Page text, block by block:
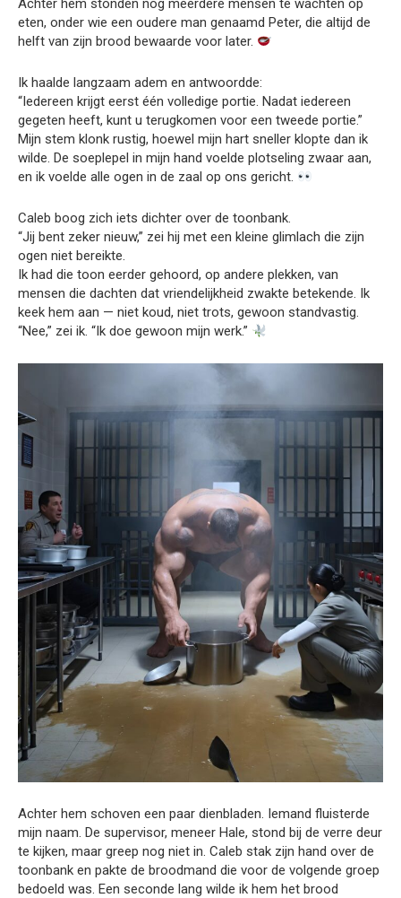
Achter hem stonden nog meerdere mensen te wachten op
eten, onder wie een oudere man genaamd Peter, die altijd de
helft van zijn brood bewaarde voor later.
Ik haalde langzaam adem en antwoordde:
“Iedereen krijgt eerst één volledige portie. Nadat iedereen
gegeten heeft, kunt u terugkomen voor een tweede portie.”
Mijn stem klonk rustig, hoewel mijn hart sneller klopte dan ik
wilde. De soeplepel in mijn hand voelde plotseling zwaar aan,
en ik voelde alle ogen in de zaal op ons gericht.
Caleb boog zich iets dichter over de toonbank.
“Jij bent zeker nieuw,” zei hij met een kleine glimlach die zijn
ogen niet bereikte.
Ik had die toon eerder gehoord, op andere plekken, van
mensen die dachten dat vriendelijkheid zwakte betekende. Ik
keek hem aan — niet koud, niet trots, gewoon standvastig.
“Nee,” zei ik. “Ik doe gewoon mijn werk.”
Achter hem schoven een paar dienbladen. Iemand fluisterde
mijn naam. De supervisor, meneer Hale, stond bij de verre deur
te kijken, maar greep nog niet in. Caleb stak zijn hand over de
toonbank en pakte de broodmand die voor de volgende groep
bedoeld was. Een seconde lang wilde ik hem het brood